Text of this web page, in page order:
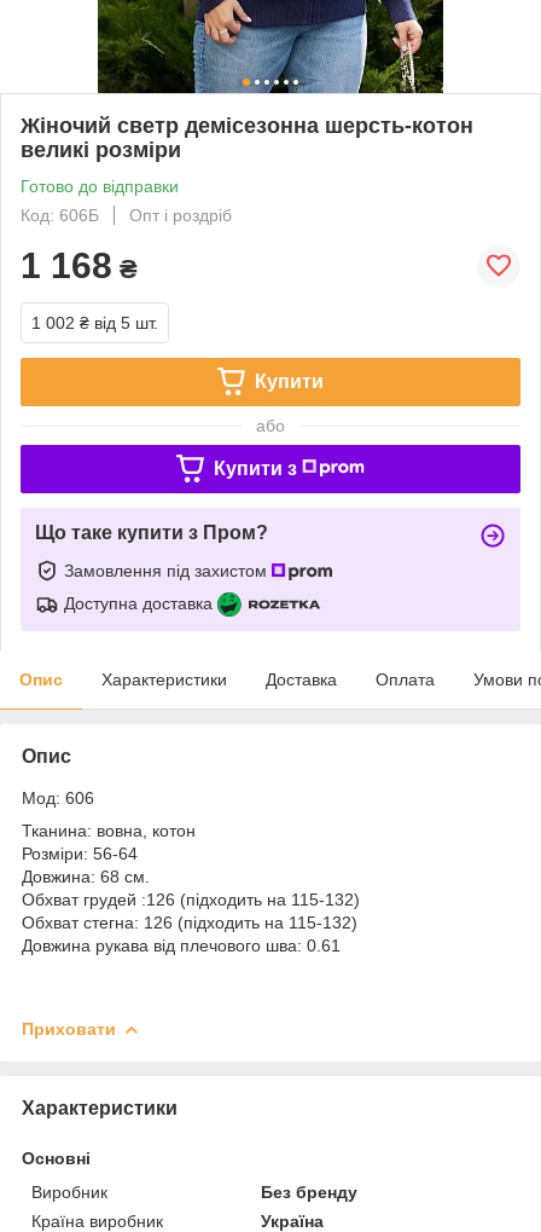
Жіночий светр демісезонна шерсть-котон
великі розміри
Готово до відправки
Код: 606Б
Опт і роздріб
1 168 ₴
1 002 ₴ від 5 шт.
Купити
або
Купити з
Що таке купити з Пром?
Замовлення під захистом
Доступна доставка
Опис Характеристики Доставка Оплата Умови
Опис
Мод: 606
Тканина: вовна, котон
Розміри: 56-64
Довжина: 68 см.
Обхват грудей :126 (підходить на 115-132)
Обхват стегна: 126 (підходить на 115-132)
Довжина рукава від плечового шва: 0.61
Приховати
Характеристики
Основні
Виробник
Без бренду
Країна виробник
Україна